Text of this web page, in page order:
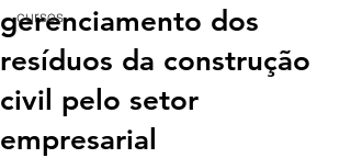
cursos
gerenciamento dos
resíduos da construção
civil pelo setor
empresarial